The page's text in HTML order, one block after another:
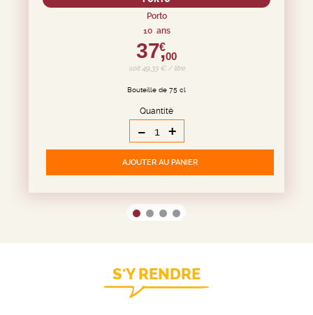
Porto
10 ans
37,
€
00
soit 49,33 € / litre
Bouteille de 75 cl
Quantité
- +
AJOUTER AU PANIER
S'Y RENDRE